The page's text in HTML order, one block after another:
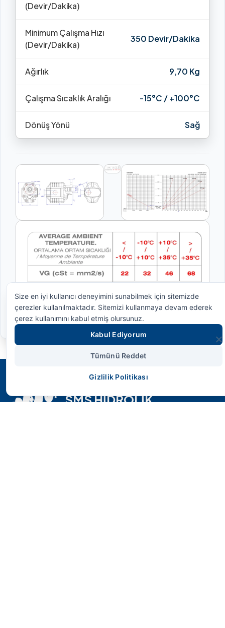
(Devir/Dakika)
Minimum Çalışma Hızı
(Devir/Dakika)
350 Devir/Dakika
Ağırlık 9,70 Kg
Çalışma Sıcaklık Aralığı -15°C / +100°C
Dönüş Yönü Sağ
SMS HİDROLİK
Size en iyi kullanıcı deneyimini sunabilmek için sitemizde
çerezler kullanılmaktadır. Sitemizi kullanmaya devam ederek
çerez kullanımını kabul etmiş olursunuz.
Kabul Ediyorum
Tümünü Reddet
Gizlilik Politikası